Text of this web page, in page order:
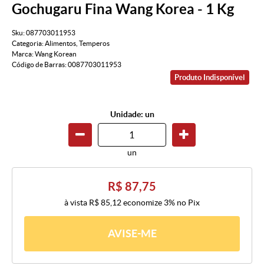
Gochugaru Fina Wang Korea - 1 Kg
Sku:087703011953
Categoria:Alimentos Temperos
Marca:Wang Korean
Código de Barras:0087703011953
Produto Indisponível
Unidade: un
un
R$ 87,75
à vista R$ 85,12economize 3% no Pix
AVISE-ME